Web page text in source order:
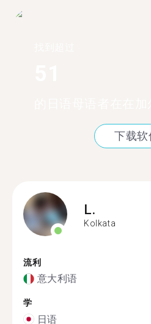
下载软
L.
Kolkata
流利
意大利语
学
日语